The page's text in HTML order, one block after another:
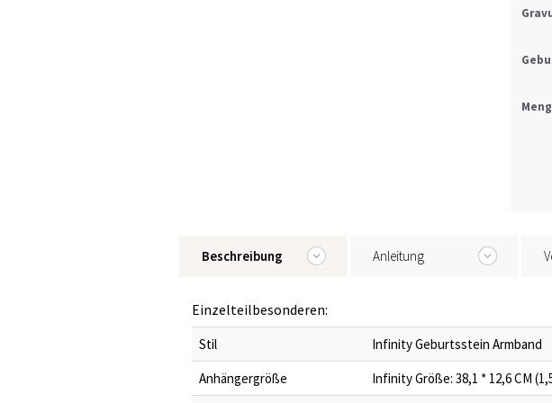
Beschreibung Anleitung
Einzelteilbesonderen:
Stil
Infinity Geburtsstein Armband
Anhängergröße
Infinity Größe: 38,1 * 12,6 CM